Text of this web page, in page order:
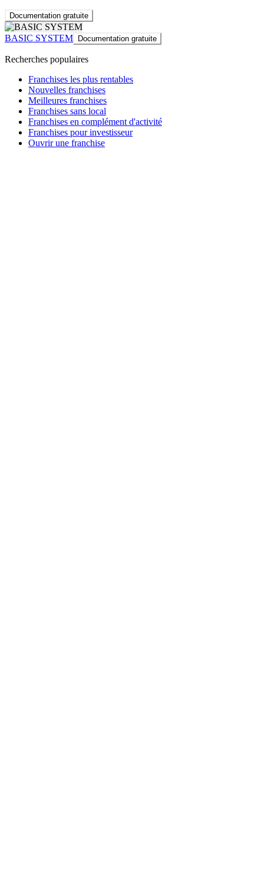
Documentation gratuite
BASIC SYSTEM Documentation gratuite
Recherches populaires
Franchises les plus rentables
Nouvelles franchises
Meilleures franchises
Franchises sans local
Franchises en complément d'activité
Franchises pour investisseur
Ouvrir une franchise